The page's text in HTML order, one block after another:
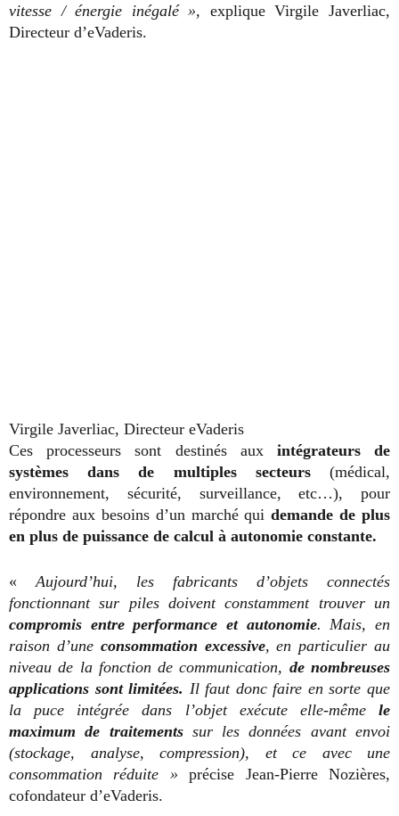
vitesse / énergie inégalé », explique Virgile Javerliac,
Directeur d’eVaderis.
Virgile Javerliac, Directeur eVaderis
Ces processeurs sont destinés aux intégrateurs de
systèmes dans de multiples secteurs(médical,
environnement, sécurité, surveillance, etc…), pour
répondre aux besoins d’un marché quidemande de plus
en plus de puissance de calcul à autonomie constante.
«Aujourd’hui, les fabricants d’objets connectés
fonctionnant sur piles doivent constamment trouver un
compromis entre performance et autonomie. Mais, en
raison d’une consommation excessive, en particulier au
niveau de la fonction de communication, de nombreuses
applications sont limitées. Il faut donc faire en sorte que
la puce intégrée dans l’objet exécute elle-même le
maximum de traitementssur les données avant envoi
(stockage, analyse, compression), et ce avec une
consommation réduite »précise Jean-Pierre Nozières,
cofondateur d’eVaderis.